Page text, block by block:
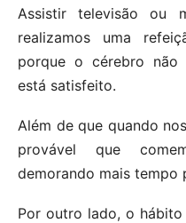
Assistir televisão ou
realizamos uma
porque o cérebro não
está satisfeito.
Além de que quando
provável que
demorando mais tempo
Por outro lado, o